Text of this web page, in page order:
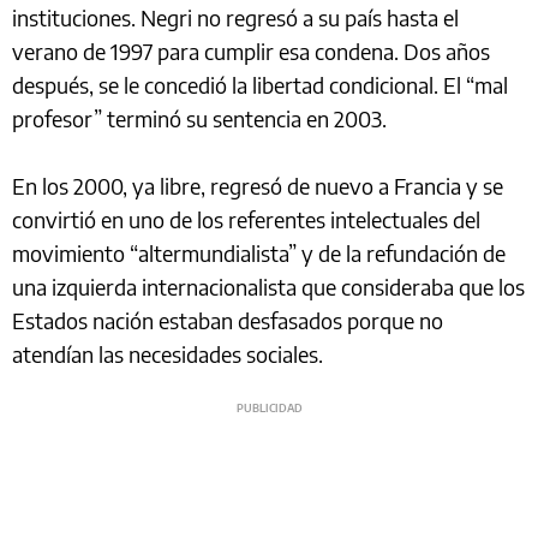
instituciones. Negri no regresó a su país hasta el
verano de 1997 para cumplir esa condena. Dos años
después, se le concedió la libertad condicional. El “mal
profesor” terminó su sentencia en 2003.
En los 2000, ya libre, regresó de nuevo a Francia y se
convirtió en uno de los referentes intelectuales del
movimiento “altermundialista” y de la refundación de
una izquierda internacionalista que consideraba que los
Estados nación estaban desfasados porque no
atendían las necesidades sociales.